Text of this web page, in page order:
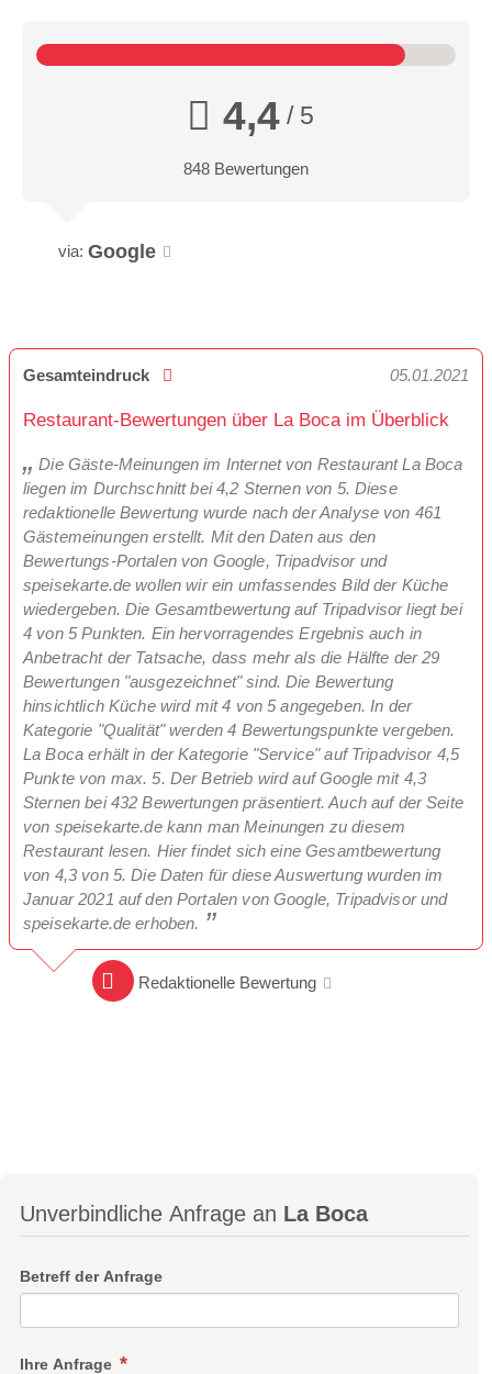
4,4/ 5
848 Bewertungen
via: Google
Gesamteindruck 05.01.2021
Restaurant-Bewertungen über La Boca im Überblick
Die Gäste-Meinungen im Internet von Restaurant La Boca
liegen im Durchschnitt bei 4,2 Sternen von 5. Diese
redaktionelle Bewertung wurde nach der Analyse von 461
Gästemeinungen erstellt. Mit den Daten aus den
Bewertungs-Portalen von Google, Tripadvisor und
speisekarte.de wollen wir ein umfassendes Bild der Küche
wiedergeben. Die Gesamtbewertung auf Tripadvisor liegt bei
4 von 5 Punkten. Ein hervorragendes Ergebnis auch in
Anbetracht der Tatsache, dass mehr als die Hälfte der 29
Bewertungen "ausgezeichnet" sind. Die Bewertung
hinsichtlich Küche wird mit 4 von 5 angegeben. In der
Kategorie "Qualität" werden 4 Bewertungspunkte vergeben.
La Boca erhält in der Kategorie "Service" auf Tripadvisor 4,5
Punkte von max. 5. Der Betrieb wird auf Google mit 4,3
Sternen bei 432 Bewertungen präsentiert. Auch auf der Seite
von speisekarte.de kann man Meinungen zu diesem
Restaurant lesen. Hier findet sich eine Gesamtbewertung
von 4,3 von 5. Die Daten für diese Auswertung wurden im
Januar 2021 auf den Portalen von Google, Tripadvisor und
speisekarte.de erhoben.
Redaktionelle Bewertung
Unverbindliche Anfrage an La Boca
Betreff der Anfrage
Ihre Anfrage